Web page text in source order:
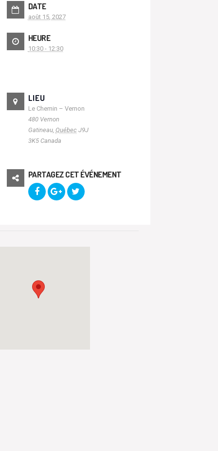
DATE
août 15, 2027
HEURE
10:30 - 12:30
LIEU
Le Chemin – Vernon
480 Vernon
Gatineau, Québec J9J
3K5 Canada
PARTAGEZ CET ÉVÉNEMENT